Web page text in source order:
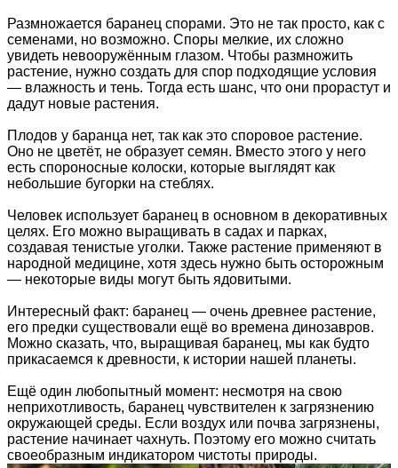
Размножается баранец спорами. Это не так просто, как с
семенами, но возможно. Споры мелкие, их сложно
увидеть невооружённым глазом. Чтобы размножить
растение, нужно создать для спор подходящие условия
— влажность и тень. Тогда есть шанс, что они прорастут и
дадут новые растения.
Плодов у баранца нет, так как это споровое растение.
Оно не цветёт, не образует семян. Вместо этого у него
есть спороносные колоски, которые выглядят как
небольшие бугорки на стеблях.
Человек использует баранец в основном в декоративных
целях. Его можно выращивать в садах и парках,
создавая тенистые уголки. Также растение применяют в
народной медицине, хотя здесь нужно быть осторожным
— некоторые виды могут быть ядовитыми.
Интересный факт: баранец — очень древнее растение,
его предки существовали ещё во времена динозавров.
Можно сказать, что, выращивая баранец, мы как будто
прикасаемся к древности, к истории нашей планеты.
Ещё один любопытный момент: несмотря на свою
неприхотливость, баранец чувствителен к загрязнению
окружающей среды. Если воздух или почва загрязнены,
растение начинает чахнуть. Поэтому его можно считать
своеобразным индикатором чистоты природы.